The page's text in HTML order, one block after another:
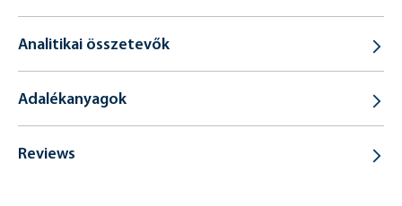
Analitikai összetevők
Adalékanyagok
Reviews